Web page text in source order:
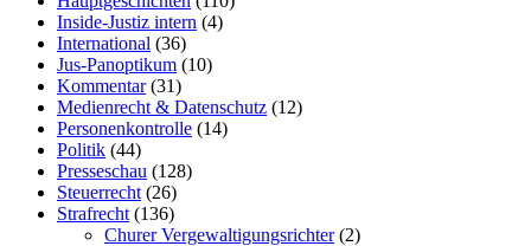
Inside-Justiz intern (4)
International (36)
Jus-Panoptikum (10)
Kommentar(31)
Medienrecht & Datenschutz (12)
Personenkontrolle (14)
Politik (44)
Presseschau (128)
Steuerrecht (26)
Strafrecht (136)
Churer Vergewaltigungsrichter(2)